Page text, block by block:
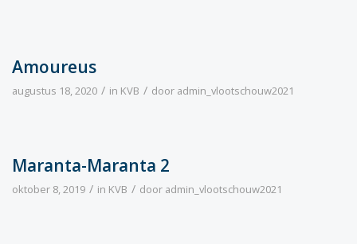
Amoureus
augustus 18, 2020 / in KVB / door admin_vlootschouw2021
Maranta-Maranta 2
oktober 8, 2019 / in KVB / door admin_vlootschouw2021